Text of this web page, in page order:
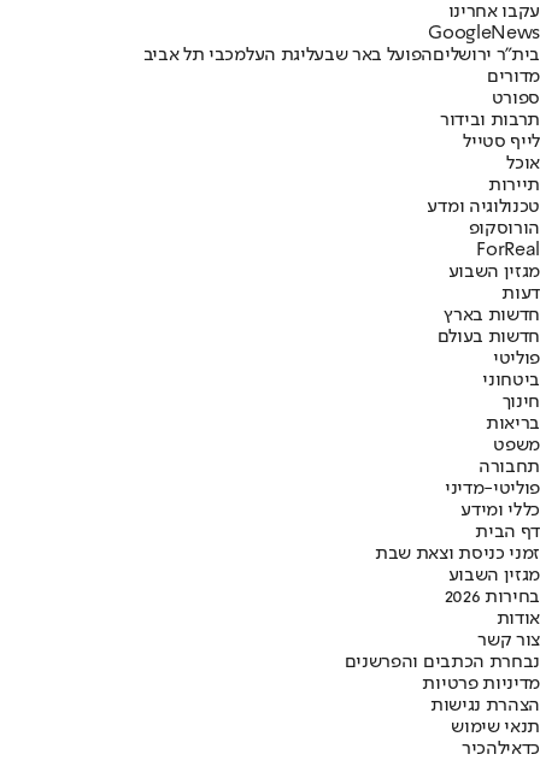
עקבו אחרינו
Googl eNews
בית"ר ירושליםהפועל באר שבעליגת העלמכבי תל אביב
מדורים
ספורט
תרבות ובידור
לייף סטייל
אוכל
תיירות
טכנולוגיה ומדע
הורוסקופ
ForReal
מגזין השבוע
דעות
חדשות בארץ
חדשות בעולם
פוליטי
ביטחוני
חינוך
בריאות
משפט
תחבורה
פוליטי-מדיני
כללי ומידע
דף הבית
זמני כניסת וצאת שבת
מגזין השבוע
בחירות 2026
אודות
צור קשר
נבחרת הכתבים והפרשנים
מדיניות פרטיות
הצהרת נגישות
תנאי שימוש
כדאילהכיר